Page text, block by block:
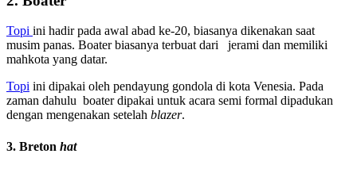
Topi ini hadir pada awal abad ke-20, biasanya dikenakan saat
musim panas. Boater biasanya terbuat dari jerami dan memiliki
mahkota yang datar.
Topi ini dipakai oleh pendayung gondola di kota Venesia. Pada
zaman dahulu boater dipakai untuk acara semi formal dipadukan
dengan mengenakan setelah blazer.
3. Breton hat